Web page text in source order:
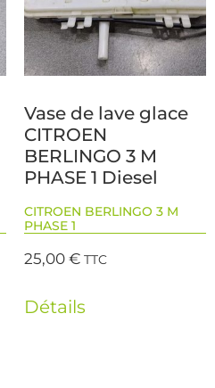
Vase de lave glace
CITROEN
BERLINGO 3 M
PHASE 1 Diesel
CITROEN BERLINGO 3 M
PHASE 1
25,00€ TTC
Détails